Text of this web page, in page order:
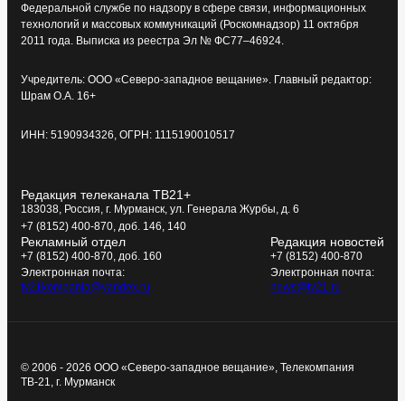
Федеральной службе по надзору в сфере связи, информационных
технологий и массовых коммуникаций (Роскомнадзор) 11 октября
2011 года. Выписка из реестра Эл № ФС77–46924.
Учредитель: ООО «Северо-западное вещание». Главный редактор:
Шрам О.А. 16+
ИНН: 5190934326, ОГРН: 1115190010517
Редакция телеканала ТВ21+
183038, Россия, г. Мурманск, ул. Генерала Журбы, д. 6
+7 (8152) 400-870, доб. 146, 140
Рекламный отдел
+7 (8152) 400-870, доб. 160
Электронная почта:
tv21kompania@yandex.ru
Редакция новостей
+7 (8152) 400-870
Электронная почта:
news@tv21.ru
© 2006 - 2026 ООО «Северо-западное вещание», Телекомпания
ТВ-21, г. Мурманск